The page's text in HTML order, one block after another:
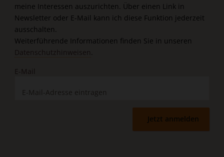
meine Interessen auszurichten. Über einen Link in
Newsletter oder E-Mail kann ich diese Funktion jederzeit
ausschalten.
Weiterführende Informationen finden Sie in unseren
Datenschutzhinweisen
E-Mail
Jetzt anmelden